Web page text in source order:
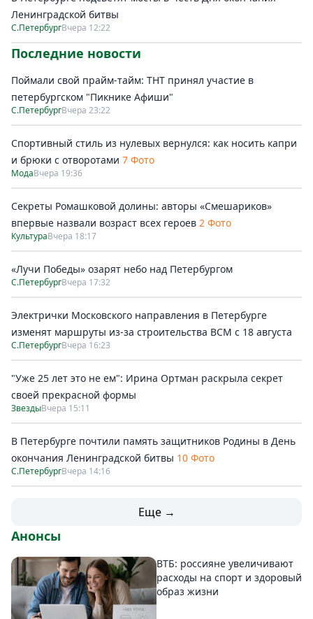
Ленинградской битвы
С.ПетербургВчера 12:22
Последние новости
Поймали свой прайм-тайм: ТНТ принял участие в
петербургском "Пикнике Афиши"
С.ПетербургВчера 23:22
Спортивный стиль из нулевых вернулся: как носить капри
и брюки с отворотами 7 Фото
МодаВчера 19:36
Секреты Ромашковой долины: авторы «Смешариков»
впервые назвали возраст всех героев 2 Фото
КультураВчера 18:17
«Лучи Победы» озарят небо над Петербургом
С.ПетербургВчера 17:32
Электрички Московского направления в Петербурге
изменят маршруты из-за строительства ВСМ с 18 августа
С.ПетербургВчера 16:23
"Уже 25 лет это не ем": Ирина Ортман раскрыла секрет
своей прекрасной формы
ЗвездыВчера 15:11
В Петербурге почтили память защитников Родины в День
окончания Ленинградской битвы 10 Фото
С.ПетербургВчера 14:16
Еще →
Анонсы
ВТБ: россияне увеличивают
расходы на спорт и здоровый
образ жизни